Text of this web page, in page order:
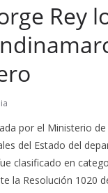
Rey
por el Ministerio
del Estado del
clasificado en
la Resolución 1020